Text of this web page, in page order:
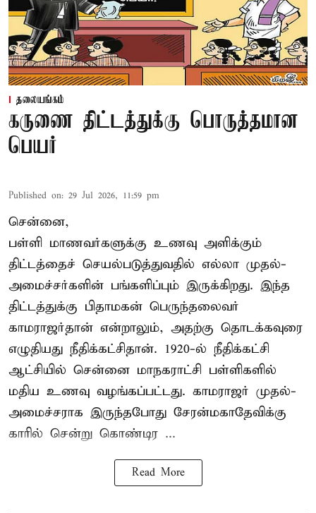
தலையங்கம்
கருணை திட்டத்துக்கு பொருத்தமான
பெயர்
Published on: 29 Jul 2026, 11:59 pm
சென்னை,
பள்ளி மாணவர்களுக்கு உணவு அளிக்கும்
திட்டத்தைச் செயல்படுத்துவதில் எல்லா முதல்-
அமைச்சர்களின் பங்களிப்பும் இருக்கிறது. இந்த
திட்டத்துக்கு பிதாமகன் பெருந்தலைவர்
காமராஜர்தான் என்றாலும், அதற்கு தொடக்கவுரை
எழுதியது நீதிக்கட்சிதான். 1920-ல் நீதிக்கட்சி
ஆட்சியில் சென்னை மாநகராட்சி பள்ளிகளில்
மதிய உணவு வழங்கப்பட்டது. காமராஜர் முதல்-
அமைச்சராக இருந்தபோது சேரன்மகாதேவிக்கு
காரில் சென்று கொண்டிர ...
Read More